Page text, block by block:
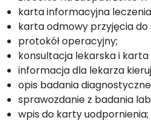
karta informacyjna
karta odmowy przyjęcia do
protokół operacyjny;
konsultacja lekarska i
informacja dla lekarza
opis badania
sprawozdanie z badania
wpis do karty uodpornienia;